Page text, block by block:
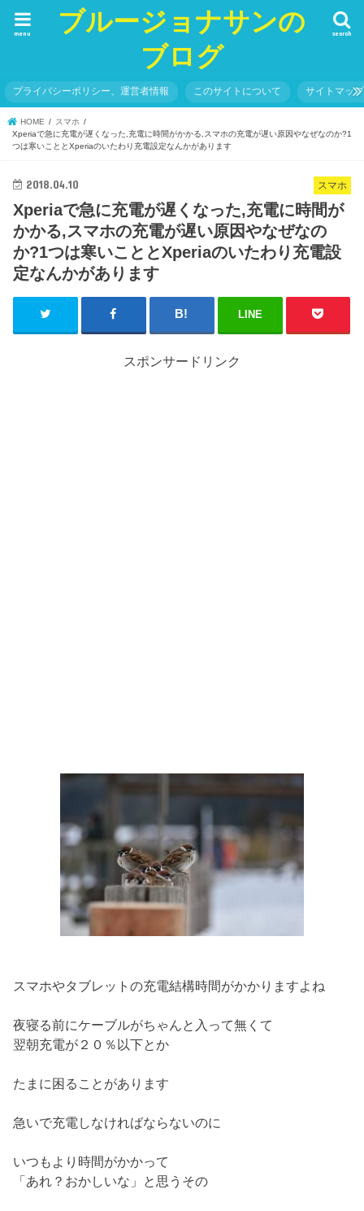
ブルージョナサンの
ブログ
search
menu
プライバシーポリシー、運営者情報 このサイトについて サイトマップ
HOME
スマホ
Xperiaで急に充電が遅くなった,充電に時間がかかる,スマホの充電が遅い原因やなぜなのか?1
つは寒いこととXperiaのいたわり充電設定なんかがあります
スマホ
2018.04.10
Xperiaで急に充電が遅くなった,充電に時間が
かかる,スマホの充電が遅い原因やなぜなの
か?1つは寒いこととXperiaのいたわり充電設
定なんかがあります
LINE
スポンサードリンク
スマホやタブレットの充電結構時間がかかりますよね
夜寝る前にケーブルがちゃんと入って無くて
翌朝充電が２０％以下とか
たまに困ることがあります
急いで充電しなければならないのに
いつもより時間がかかって
「あれ？おかしいな」と思うその